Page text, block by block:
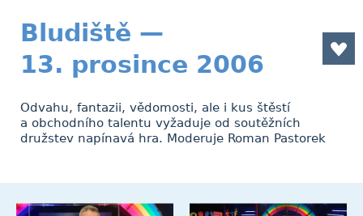
Bludiště —
13. prosince 2006
Odvahu, fantazii, vědomosti, ale i kus štěstí
a obchodního talentu vyžaduje od soutěžních
družstev napínavá hra. Moderuje Roman Pastorek